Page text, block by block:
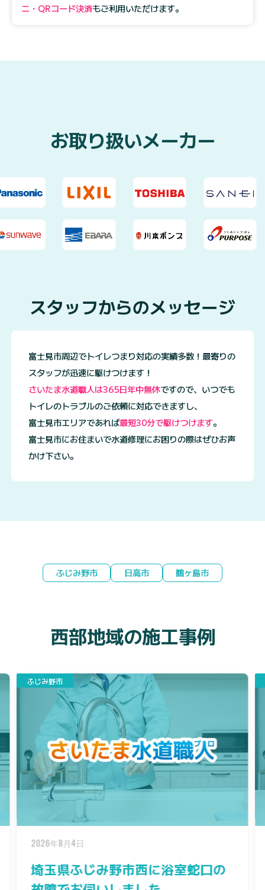
ニ・QRコード決済もご利用いただけます。
お取り扱いメーカー
スタッフからのメッセージ
富士見市周辺でトイレつまり対応の実績多数！最寄りの
スタッフが迅速に駆けつけます！
さいたま水道職人は365日年中無休ですので、いつでも
トイレのトラブルのご依頼に対応できますし、
富士見市エリアであれば最短30分で駆けつけます。
富士見市にお住まいで水道修理にお困りの際はぜひお声
かけ下さい。
ふじみ野市 日高市 鶴ヶ島市
西部地域の施工事例
口の
2026年7月17日
富士見市
埼玉県富士見市羽沢に台所蛇